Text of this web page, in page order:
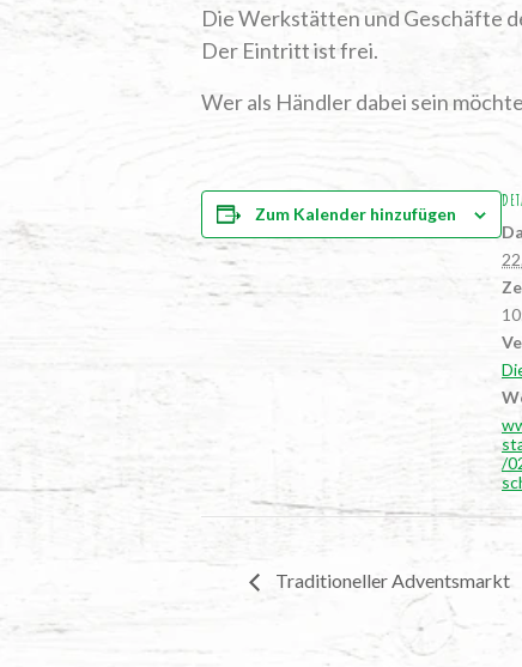
Die Werk­stät­ten und Geschäf­te
Der Ein­tritt ist frei.
Wer als Händ­ler dabei sein
Zum Kalender hinzufügen
/
Tra­di­tio­nel­ler Adventsmarkt